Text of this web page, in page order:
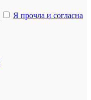
Я прочла и согласна